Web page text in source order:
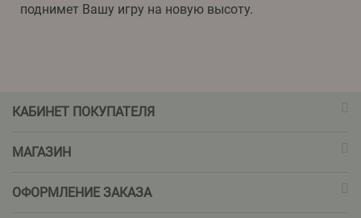
поднимет Вашу игру на новую высоту.
КАБИНЕТ ПОКУПАТЕЛЯ
МАГАЗИН
ОФОРМЛЕНИЕ ЗАКАЗА